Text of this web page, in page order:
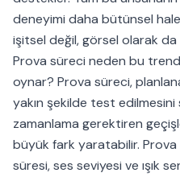
deneyimi daha bütünsel
işitsel değil, görsel olarak da
Prova süreci neden bu
oynar? Prova süreci,
yakın şekilde test
zamanlama gerektiren
büyük fark yaratabilir. Prova
süresi, ses seviyesi ve ışık